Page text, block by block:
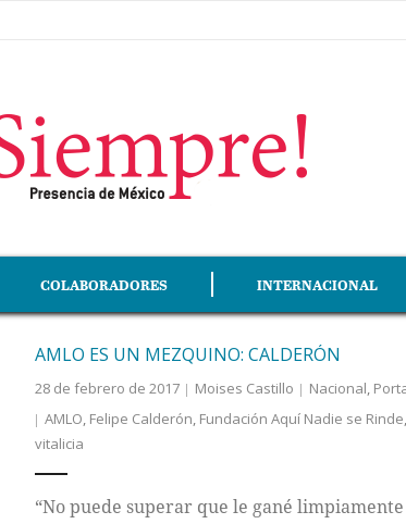
COLABORADORES INTERNACIONAL
AMLO ES UN MEZQUINO: CALDERÓN
28 de febrero de 2017 Moises Castillo Nacional,
AMLO, Felipe Calderón, Fundación Aquí Nadie se Rinde,
vitalicia
“No puede superar que le gané